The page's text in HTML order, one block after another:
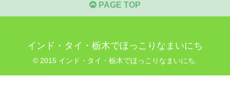
PAGE TOP
インド・タイ・栃木でほっこりなまいにち
© 2015 インド・タイ・栃木でほっこりなまいにち.